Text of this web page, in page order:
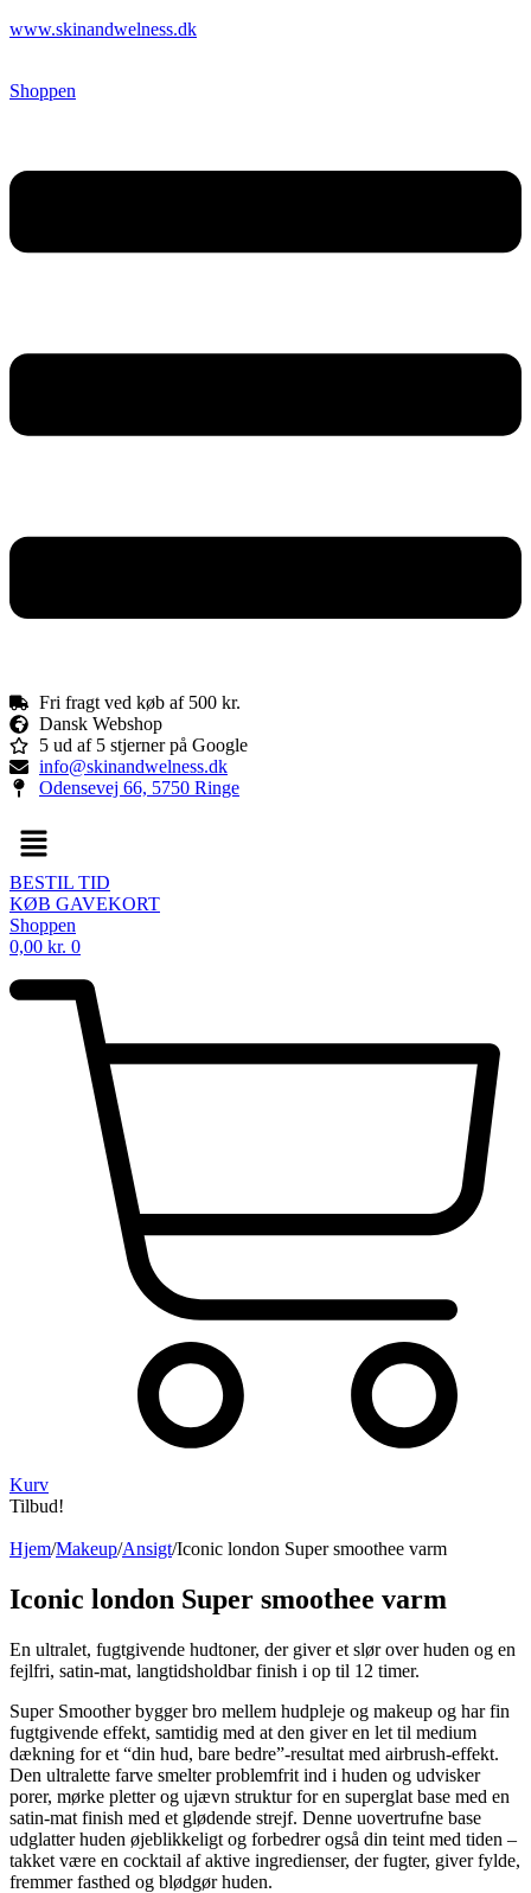
www.skinandwelness.dk
Shoppen
Fri fragt ved køb af 500 kr.
Dansk Webshop
5 ud af 5 stjerner på Google
info@skinandwelness.dk
Odensevej 66, 5750 Ringe
Menu
BESTIL TID
KØB GAVEKORT
Shoppen
0,00 kr. 0
Kurv
Tilbud!
Hjem/Makeup/Ansigt/Iconic london Super smoothee varm
Iconic london Super smoothee varm
En ultralet, fugtgivende hudtoner, der giver et slør over huden og en
fejlfri, satin-mat, langtidsholdbar finish i op til 12 timer.
Super Smoother bygger bro mellem hudpleje og makeup og har fin
fugtgivende effekt, samtidig med at den giver en let til medium
dækning for et “din hud, bare bedre”-resultat med airbrush-effekt.
Den ultralette farve smelter problemfrit ind i huden og udvisker
porer, mørke pletter og ujævn struktur for en superglat base med en
satin-mat finish med et glødende strejf. Denne uovertrufne base
udglatter huden øjeblikkeligt og forbedrer også din teint med tiden –
takket være en cocktail af aktive ingredienser, der fugter, giver fylde,
fremmer fasthed og blødgør huden.